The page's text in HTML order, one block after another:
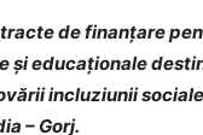
de finanțare
și educaționale
incluziunii
– Gorj.